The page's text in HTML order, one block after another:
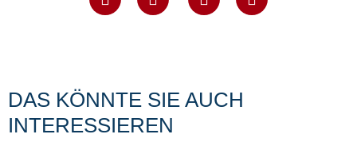
DAS KÖNNTE SIE AUCH
INTERESSIEREN